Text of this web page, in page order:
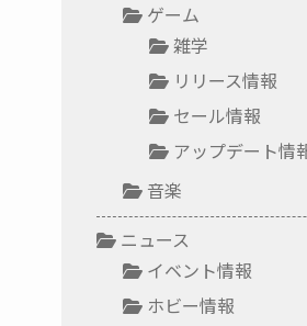
ゲーム
雑学
リリース情報
セール情報
アップデート情
音楽
ニュース
イベント情報
ホビー情報